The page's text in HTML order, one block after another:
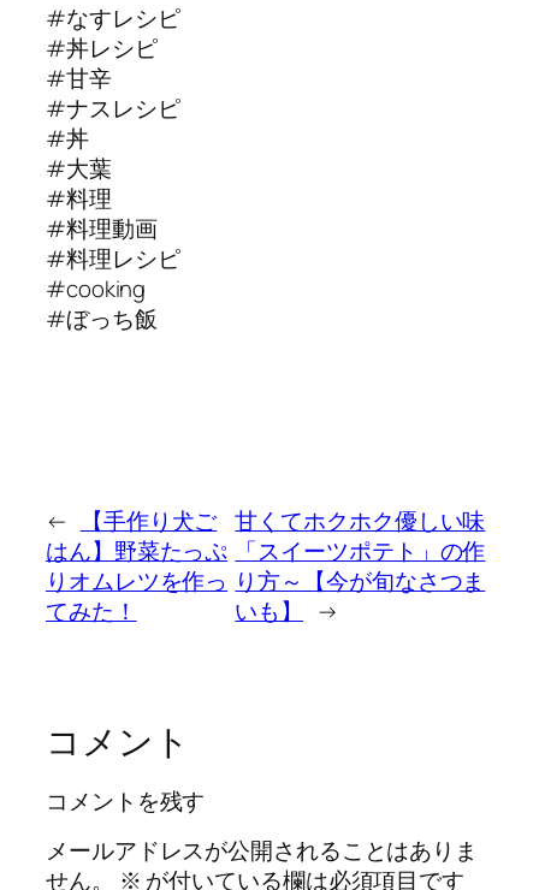
#なすレシピ
#丼レシピ
#甘辛
#ナスレシピ
#丼
#大葉
#料理
#料理動画
#料理レシピ
#cooking
#ぼっち飯
←
【手作り犬ご
はん】野菜たっぷ
りオムレツを作っ
てみた！
甘くてホクホク優しい味
「スイーツポテト」の作
り方～【今が旬なさつま
いも】
→
コメント
コメントを残す
メールアドレスが公開されることはありま
せん。
※ が付いている欄は必須項目です